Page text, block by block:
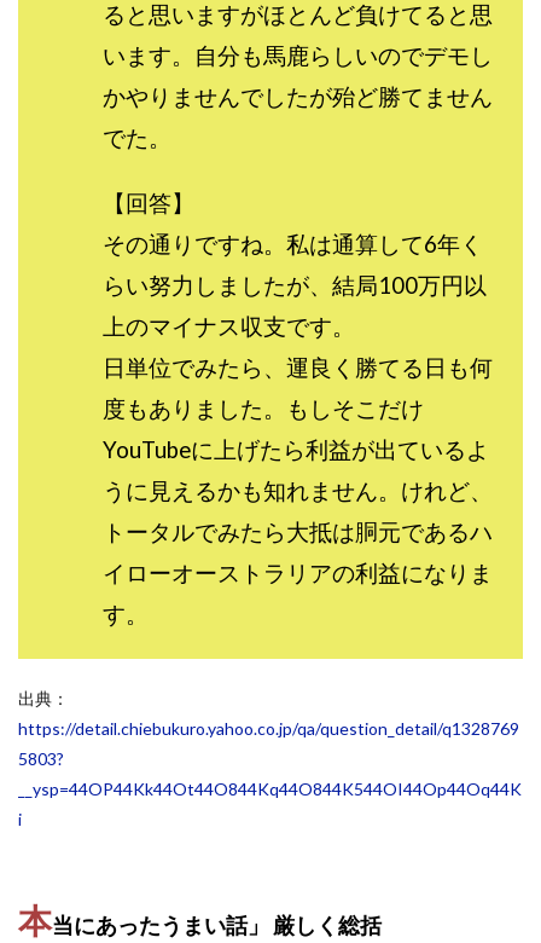
ると思いますがほとんど負けてると思
います。自分も馬鹿らしいのでデモし
かやりませんでしたが殆ど勝てません
でた。
【回答】
その通りですね。私は通算して6年く
らい努力しましたが、結局100万円以
上のマイナス収支です。
日単位でみたら、運良く勝てる日も何
度もありました。もしそこだけ
YouTubeに上げたら利益が出ているよ
うに見えるかも知れません。けれど、
トータルでみたら大抵は胴元であるハ
イローオーストラリアの利益になりま
す。
出典：
https://detail.chiebukuro.yahoo.co.jp/qa/question_detail/q1328769
5803?
__ysp=44OP44Kk44Ot44O844Kq44O844K544OI44Op44Oq44K
i
本当にあったうまい話」 厳しく 総括